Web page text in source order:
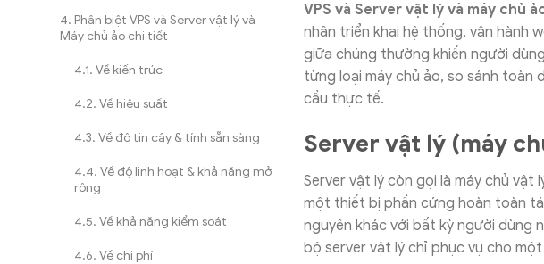
Phân biệt VPS và Server vật lý và
Máy chủ ảo chi tiết
Về kiến trúc
Về hiệu suất
Về độ tin cậy & tính sẵn sàng
Về độ linh hoạt & khả năng mở
rộng
Về khả năng kiểm soát
Về chi phí
VPS và Server vật lý và máy chủ
nhân triển khai hệ thống, vận hành
giữa chúng thường khiến người
từng loại máy chủ ảo, so sánh toàn
cầu thực tế.
Server vật lý (máy
Server vật lý còn gọi là máy chủ vật
một thiết bị phần cứng hoàn toàn
nguyên khác với bất kỳ người dùng
bộ server vật lý chỉ phục vụ cho